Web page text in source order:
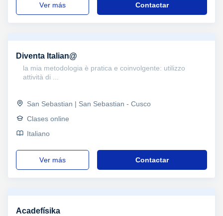
ver más Contactar
Diventa Italian@
la mia metodologia è pratica e coinvolgente: utilizzo
attività di ...
San Sebastian | San Sebastian - Cusco
Clases online
Italiano
ver más Contactar
Acadefísika